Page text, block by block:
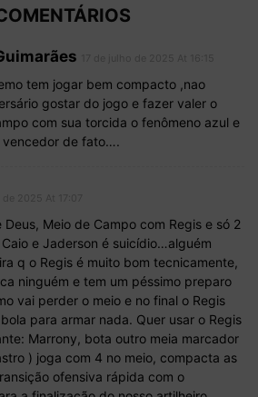
tem jogar bem compacto ,nao
gostar do jogo e fazer valer o
com sua torcida o fenômeno azul e
vencedor de fato….
Deus, Meio de Campo com Regis e só 2
e Jaderson é suicídio…alguém
q o Regis é muito bom tecnicamente,
ninguém e tem um péssimo preparo
vai perder o meio e no final o Regis
para armar nada. Quer usar o Regis
Marrony, bota outro meia marcador
) joga com 4 no meio, compacta as
ofensiva rápida com o